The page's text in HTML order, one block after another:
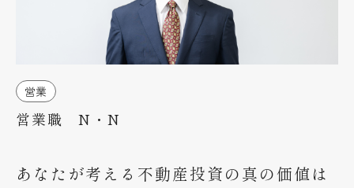
営業
営業職 N・N
あなたが考える不動産投資の真の価値は